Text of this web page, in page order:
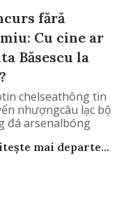
fără
Cu cine ar
Băsescu la
chelseathông tin
nhượngcâu lạc bộ
đá arsenalbóng
mai departe...